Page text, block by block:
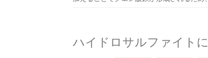
ハイドロサルファイト